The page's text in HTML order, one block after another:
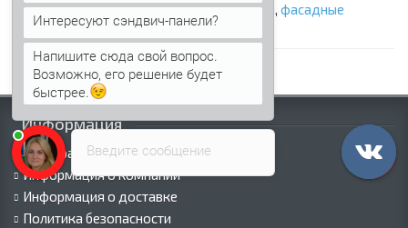
сэндвич панели стеновые с наполнителем , фасадные
сэндвич панели
Информация
Палитра RAL
Информация о компании
Информация о доставке
Политика безопасности
Введите сообщение
Интересуют сэндвич-панели?
Напишите сюда свой вопрос.
Возможно, его решение будет
быстрее.